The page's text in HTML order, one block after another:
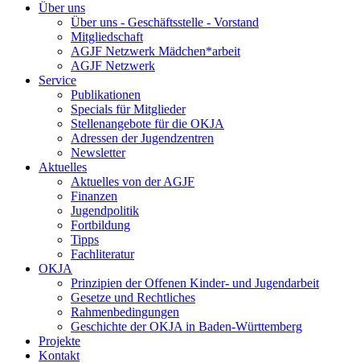
Über uns
Über uns - Geschäftsstelle - Vorstand
Mitgliedschaft
AGJF Netzwerk Mädchen*arbeit
AGJF Netzwerk
Service
Publikationen
Specials für Mitglieder
Stellenangebote für die OKJA
Adressen der Jugendzentren
Newsletter
Aktuelles
Aktuelles von der AGJF
Finanzen
Jugendpolitik
Fortbildung
Tipps
Fachliteratur
OKJA
Prinzipien der Offenen Kinder- und Jugendarbeit
Gesetze und Rechtliches
Rahmenbedingungen
Geschichte der OKJA in Baden-Württemberg
Projekte
Kontakt